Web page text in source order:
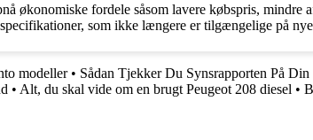
økonomiske fordele såsom lavere købspris,
som ikke længere er tilgængelige på
modeller• Sådan Tjekker Du Synsrapporten På
• Alt, du skal vide om en brugt Peugeot 208 diesel •